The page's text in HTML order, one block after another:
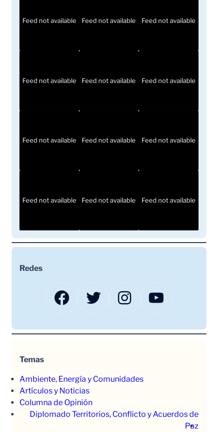
Feed not available Feed not available Feed not available
Feed not available Feed not available Feed not available
Feed not available Feed not available Feed not available
Feed not available Feed not available Feed not available
Redes
Facebook Twitter Instagram YouTube
Temas
Ambiente, Energía y Comunidades
Artículos y Noticias
Columna de Opinión
Diplomado Territorios, Conflicto y Acuerdos de
Paz